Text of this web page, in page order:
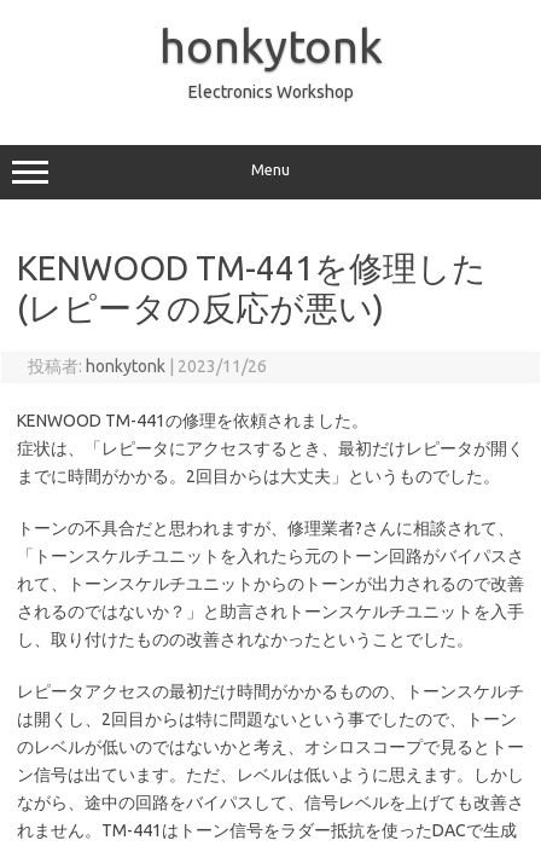
ッ
プ
honkytonk
Electronics Workshop
Menu
KENWOOD TM-441を修理した
(レピータの反応が悪い)
投稿者: honkytonk 2023/11/26
KENWOOD TM-441の修理を依頼されました。
症状は、「レピータにアクセスするとき、最初だけレピータが開く
までに時間がかかる。2回目からは大丈夫」というものでした。
トーンの不具合だと思われますが、修理業者?さんに相談されて、
「トーンスケルチユニットを入れたら元のトーン回路がバイパスさ
れて、トーンスケルチユニットからのトーンが出力されるので改善
されるのではないか？」と助言されトーンスケルチユニットを入手
し、取り付けたものの改善されなかったということでした。
レピータアクセスの最初だけ時間がかかるものの、トーンスケルチ
は開くし、2回目からは特に問題ないという事でしたので、トーン
のレベルが低いのではないかと考え、オシロスコープで見るとトー
ン信号は出ています。ただ、レベルは低いように思えます。しかし
ながら、途中の回路をバイパスして、信号レベルを上げても改善さ
れません。TM-441はトーン信号をラダー抵抗を使ったDACで生成